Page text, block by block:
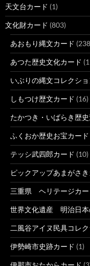
天文台カード (1)
文化財カード (803)
あおもり縄文カード
あつた歴史文化カード
いぶりの縄文コレクシ
しもつけ歴文カード (16)
たかつき・いばらき歴
ふくおか歴史お宝カード
テッシ武四郎カード (10)
ピックアップあまがさ
三重県 ヘリテージカー
世界文化遺産 明治日本
二風谷アイヌ民具コレ
伊勢崎市史跡カード (1)